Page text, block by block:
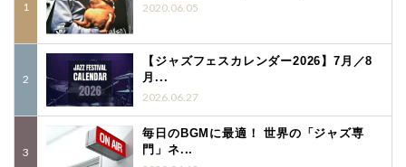
2020.06.05
【ジャズフェスカレンダー2026】7月／8
月...
2026.06.27
毎日のBGMに最適！ 世界の「ジャズ専
門」ネ...